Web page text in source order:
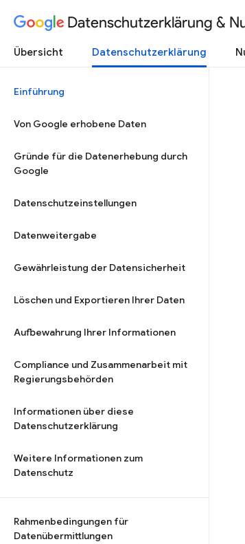
Datenschutzerklärung &
Übersicht Datenschutzerklärung
Einführung
Von Google erhobene Daten
Gründe für die Datenerhebung durch
Google
Datenschutzeinstellungen
Datenweitergabe
Gewährleistung der Datensicherheit
Löschen und Exportieren Ihrer Daten
Aufbewahrung Ihrer Informationen
Compliance und Zusammenarbeit mit
Regierungsbehörden
Informationen über diese
Datenschutzerklärung
Weitere Informationen zum
Datenschutz
Rahmenbedingungen für
Datenübermittlungen